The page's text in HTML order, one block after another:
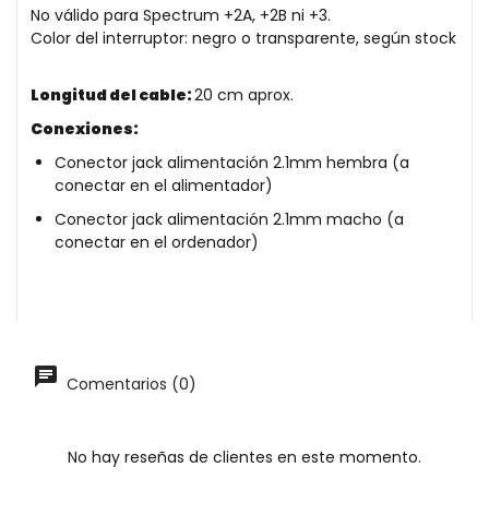
No válido para Spectrum +2A, +2B ni +3.
Color del interruptor: negro o transparente, según stock
Longitud del cable:20 cm aprox.
Conexiones:
Conector jack alimentación 2.1mm hembra (a
conectar en el alimentador)
Conector jack alimentación 2.1mm macho (a
conectar en el ordenador)
Comentarios (0)
No hay reseñas de clientes en este momento.